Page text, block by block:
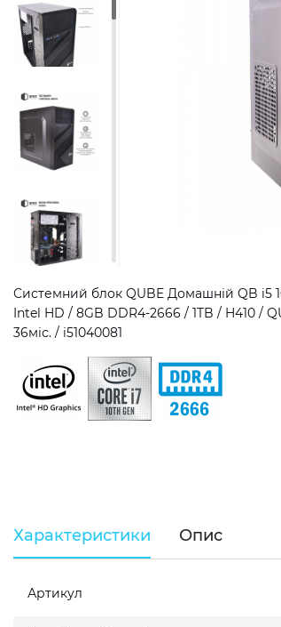
Системний блок QUBE Домашній QB i5
Intel HD / 8GB DDR4-2666 / 1TB / H410 /
36міс. / i51040081
Характеристики Опис
Артикул